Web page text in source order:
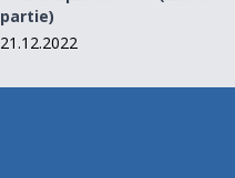
partie)
21.12.2022